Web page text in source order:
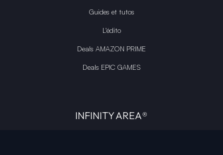
Guides et tutos
L'édito
Deals AMAZON PRIME
Deals EPIC GAMES
INFINITY AREA®